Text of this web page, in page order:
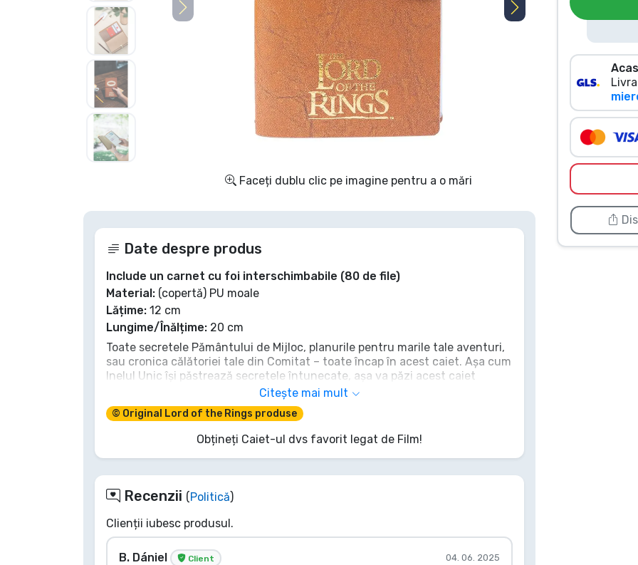
Faceți dublu clic pe imagine pentru a o mări
Date despre produs
Include un carnet cu foi interschimbabile (80 de file)
Material: (copertă) PU moale
Lățime: 12 cm
Lungime/Înălțime: 20 cm
Toate secretele Pământului de Mijloc, planurile pentru marile tale aventuri,
sau cronica călătoriei tale din Comitat – toate încap în acest caiet. Așa cum
Inelul Unic își păstrează secretele întunecate, așa va păzi acest caiet
gândurile și poveștile tale cele mai de preț. Înregistrează-ți legendele
înainte să cadă în uitare precum cunoașterea pierdută a Erei a Doua.
Aceasta este Cartea ta Roșie, în care să-ți scrii propria epopee. Nu lăsa ca
gândurile tale să se piardă în negura timpului!
Citește mai mult
© Original Lord of the Rings produse
Obțineți Caiet-ul dvs favorit legat de Film!
Recenzii ( Politică)
Clienții iubesc produsul.
B. Dániel Client 04. 06. 2025
Sortare după serie
Sortare după filme
Sortare după desene
Sortare după Anime
Sortare după sport
Sortare după muzică
Tipuri de produse